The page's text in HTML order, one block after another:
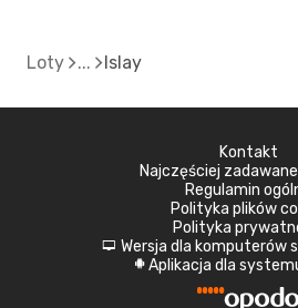
Loty Islay
Kontakt
Najczęściej
Regulamin
Polityka plików
Polityka
d Wersja dla komputerów
A Aplikacja dla